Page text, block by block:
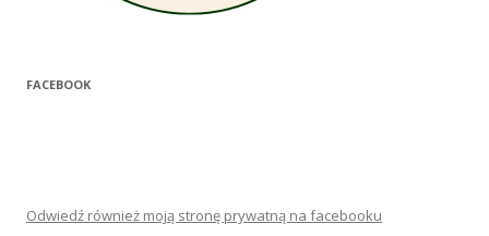
FACEBOOK
Odwiedź również moją stronę prywatną na facebooku